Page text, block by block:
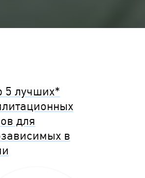
5 лучших*
для
в